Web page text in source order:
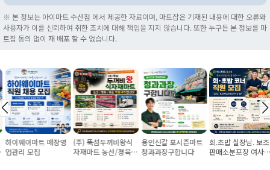
※ 본 정보는 아이마트 수산점 에서 제공한 자료이며, 마트잡은 기재된 내용에 대한 오류와
사용자가 이를 신뢰하여 취한 조치에 대해 책임을 지지 않습니다. 또한 누구든 본 정보를 마
트잡 동의 없이 재 배포 할 수 없습니다.
하이웨이마트 매장영
업관리 모집
(주) 뚝섬두꺼비왕식
자재마트 농산/졍육/
용인신갈 포시즌마트
청과과장구합니다
회.초밥 실장님. 보조
판매소분포장 여사님